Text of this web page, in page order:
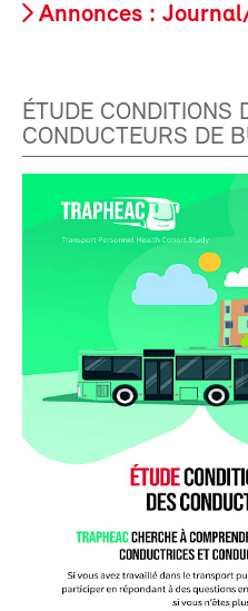
Annonces :
ÉTUDE CONDITIONS
CONDUCTEURS DE